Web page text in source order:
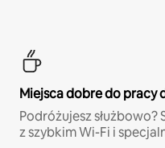
Miejsca dobre do pracy
Podróżujesz służbowo?
z szybkim Wi-Fi i